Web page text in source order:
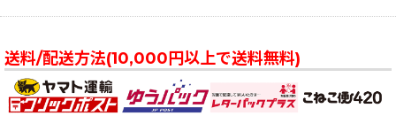
送料/配送方法(10,000円以上で送料無料)